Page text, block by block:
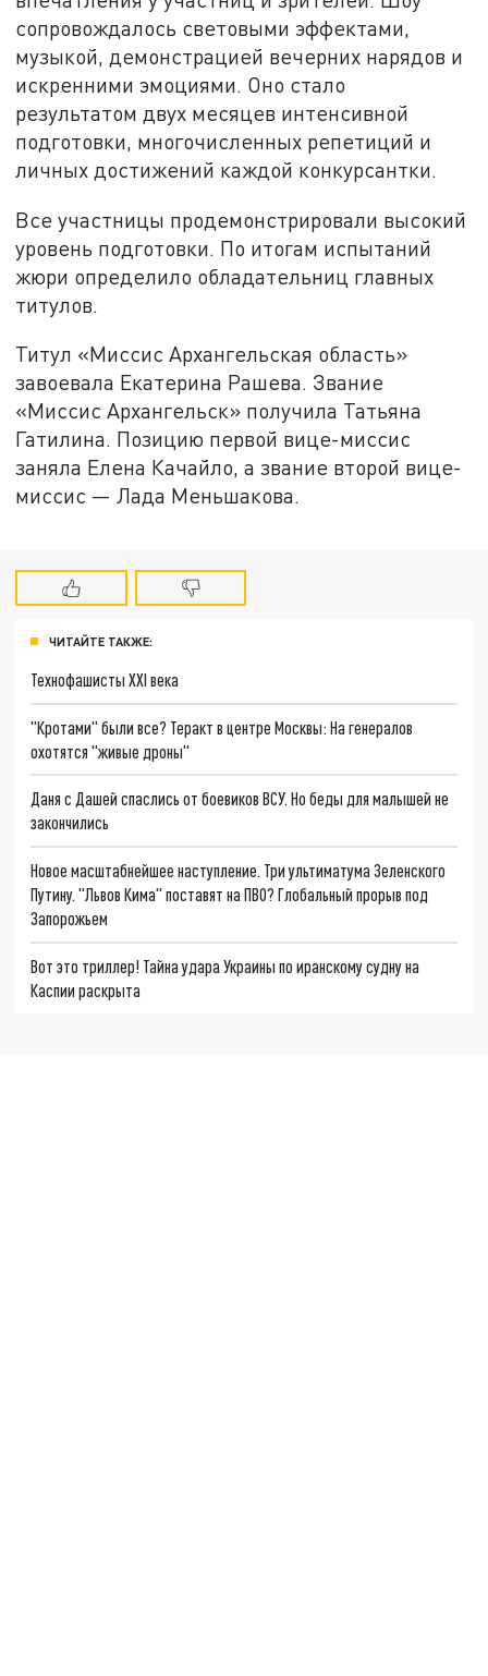
сопровождалось световыми эффектами,
музыкой, демонстрацией вечерних нарядов и
искренними эмоциями. Оно стало
результатом двух месяцев интенсивной
подготовки, многочисленных репетиций и
личных достижений каждой конкурсантки.
Все участницы продемонстрировали высокий
уровень подготовки. По итогам испытаний
жюри определило обладательниц главных
титулов.
Титул «Миссис Архангельская область»
завоевала Екатерина Рашева. Звание
«Миссис Архангельск» получила Татьяна
Гатилина. Позицию первой вице-миссис
заняла Елена Качайло, а звание второй вице-
миссис — Лада Меньшакова.
ЧИТАЙТЕ ТАКЖЕ:
Технофашисты XXI века
"Кротами" были все? Теракт в центре Москвы: На генералов
охотятся "живые дроны"
Даня с Дашей спаслись от боевиков ВСУ. Но беды для малышей не
закончились
Новое масштабнейшее наступление. Три ультиматума Зеленского
Путину. "Львов Кима" поставят на ПВО? Глобальный прорыв под
Запорожьем
Вот это триллер! Тайна удара Украины по иранскому судну на
Каспии раскрыта